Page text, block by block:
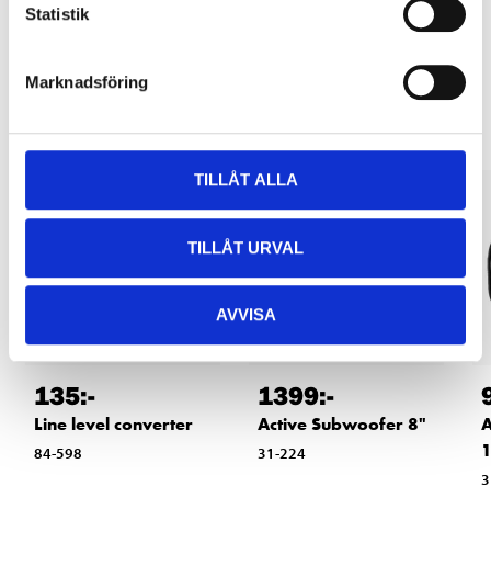
Statistik
Marknadsföring
TILLÅT ALLA
TILLÅT URVAL
AVVISA
Other customers also bought
135:-
Line level converter
84-598
1399:-
Active Subwoofer 8"
31-224